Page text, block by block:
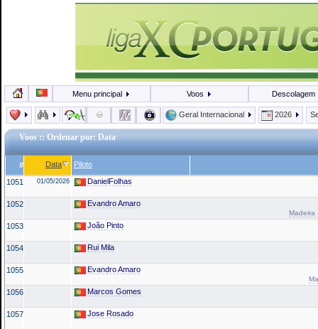
Menu principal Voos Descolagem
Geral Internacional 2026
Voos :: Ordenar por: Data
# Data Piloto
1051 01/05/2026 DanielFolhas
1052 Evandro Amaro
Madeira
1053 João Pinto
1054 Rui Mila
1055 Evandro Amaro
1056 Marcos Gomes
1057 Jose Rosado